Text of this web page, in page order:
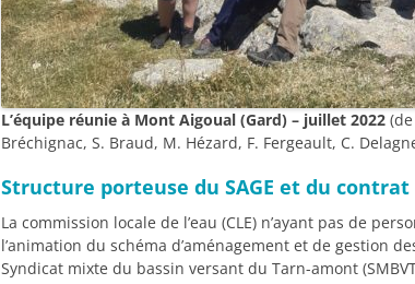
L’équipe réunie à Mont Aigoual (Gard) – juillet 2022
Bréchignac, S. Braud, M. Hézard, F. Fergeault, C.
Structure porteuse du SAGE et du
La commission locale de l’eau (CLE) n’ayant pas de
l’animation du schéma d’aménagement et de gestion
Syndicat mixte du bassin versant du Tarn-amont